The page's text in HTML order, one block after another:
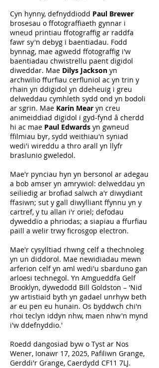
Cyn hynny, defnyddiodd Paul Brewer
brosesau o ffotograffiaeth gynnar i
wneud printiau ffotograffig ar raddfa
fawr sy'n debyg i baentiadau. Fodd
bynnag, mae agwedd ffotograffig i'w
baentiadau chwistrellu paent digidol
diweddar. Mae Dilys Jackson yn
archwilio ffurfiau cerfluniol ac yn trin y
rhain yn ddigidol yn ddeheuig i greu
delweddau cymhleth sydd ond yn bodoli
ar sgrin. Mae Karin Mear yn creu
animeiddiad digidol i gyd-fynd â cherdd
hi ac mae Paul Edwards yn gwneud
ffilmiau byr, sydd weithiau'n syniad
wedi'i wireddu a thro arall yn llyfr
braslunio gweledol.
Mae'r pynciau hyn yn bersonol ar adegau
a bob amser yn amrywiol: delweddau yn
seiliedig ar brofiad salwch a'r diwydiant
ffasiwn; sut y gall diwylliant ffynnu yn y
cartref, y tu allan i'r oriel; defodau
dyweddïo a phriodas; a siapiau a ffurfiau
paill a welir trwy ficrosgop electron.
Mae'r cysylltiad rhwng celf a thechnoleg
yn un diddorol. Mae newidiadau mewn
arferion celf yn aml wedi'u sbarduno gan
arloesi technegol. Yn Amgueddfa Gelf
Brooklyn, dywedodd Bill Goldston – 'Nid
yw artistiaid byth yn gadael unrhyw beth
ar eu pen eu hunain. Os byddwch chi'n
rhoi teclyn iddyn nhw, maen nhw'n mynd
i'w ddefnyddio.'
Roedd dangosiad byw o Tyst ar Nos
Wener, Ionawr 17, 2025, Pafiliwn Grange,
Gerddi'r Grange, Caerdydd CF11 7LJ.